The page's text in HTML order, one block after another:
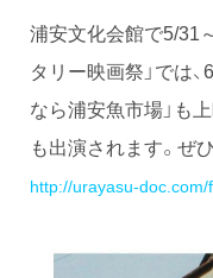
浦安文化会館で5/31
タリー映画祭」では
なら浦安魚市場」も
も出演されます。ぜ
http://urayasu-